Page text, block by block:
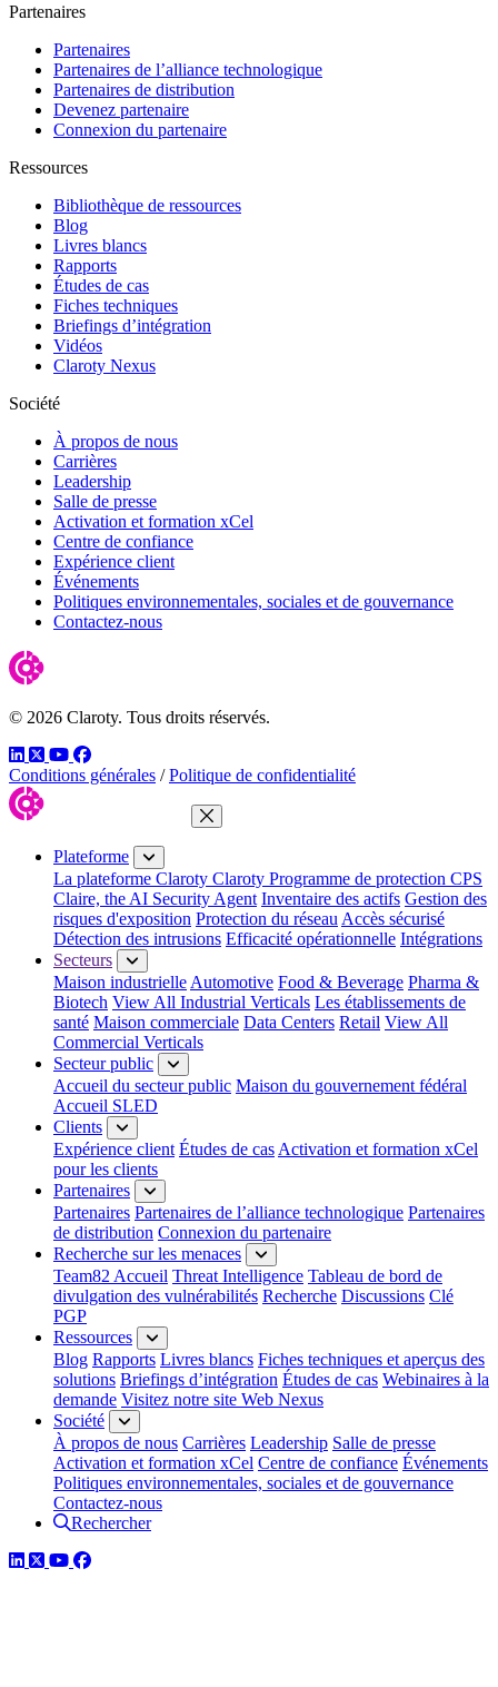
Partenaires
Partenaires
Partenaires de l’alliance technologique
Partenaires de distribution
Devenez partenaire
Connexion du partenaire
Ressources
Bibliothèque de ressources
Blog
Livres blancs
Rapports
Études de cas
Fiches techniques
Briefings d’intégration
Vidéos
Claroty Nexus
Société
À propos de nous
Carrières
Leadership
Salle de presse
Activation et formation xCel
Centre de confiance
Expérience client
Événements
Politiques environnementales, sociales et de gouvernance
Contactez-nous
© 2026 Claroty. Tous droits réservés.
LinkedIn
TwitterYouTube
Facebook
Conditions générales / Politique de confidentialité
Fermer le menu
Plateforme
La plateforme Claroty Claroty Programme de protection CPS
Claire, the AI Security Agent Inventaire des actifs Gestion des
risques d'exposition Protection du réseau Accès sécurisé
Détection des intrusions Efficacité opérationnelle Intégrations
Secteurs
Maison industrielle Automotive Food & Beverage Pharma &
Biotech View All Industrial Verticals Les établissements de
santé Maison commerciale Data Centers Retail View All
Commercial Verticals
Secteur public
Accueil du secteur public Maison du gouvernement fédéral
Accueil SLED
Clients
Expérience client Études de cas Activation et formation xCel
pour les clients
Partenaires
Partenaires Partenaires de l’alliance technologique Partenaires
de distribution Connexion du partenaire
Recherche sur les menaces
Team82 Accueil Threat Intelligence Tableau de bord de
divulgation des vulnérabilités Recherche Discussions Clé
PGP
Ressources
Blog Rapports Livres blancs Fiches techniques et aperçus des
solutions Briefings d’intégration Études de cas Webinaires à la
demande Visitez notre site Web Nexus
Société
À propos de nous Carrières Leadership Salle de presse
Activation et formation xCel Centre de confiance Événements
Politiques environnementales, sociales et de gouvernance
Contactez-nous
Rechercher
LinkedIn
TwitterYouTube
Facebook